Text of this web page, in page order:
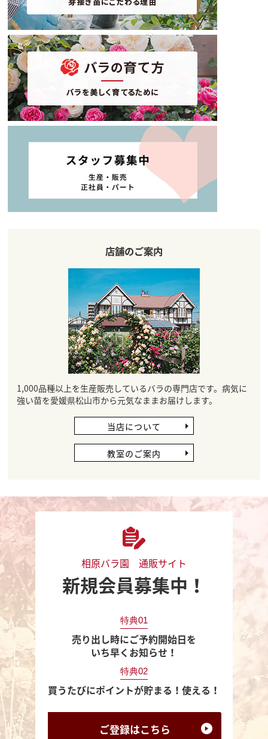
店舗のご案内
1,000品種以上を生産販売しているバラの専門店です。病気に
強い苗を愛媛県松山市から元気なままお届けします。
当店について
教室のご案内
相原バラ園 通販サイト
新規会員募集中！
特典01
売り出し時にご予約開始日を
いち早くお知らせ！
特典02
買うたびにポイントが貯まる！使える！
ご登録はこちら